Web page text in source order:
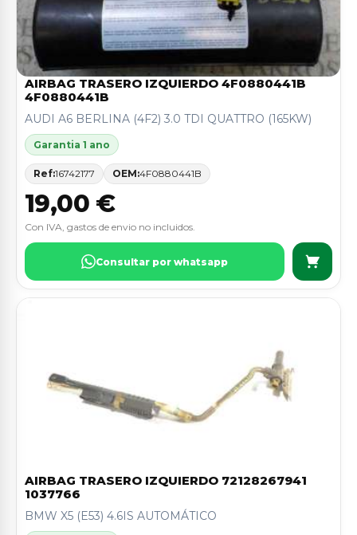
AIRBAG TRASERO IZQUIERDO 4F0880441B
4F0880441B
AUDI A6 BERLINA (4F2) 3.0 TDI QUATTRO (165KW)
Garantia 1 ano
Ref:16742177 OEM:4F0880441B
19,00 €
Con IVA, gastos de envio no incluidos.
Consultar por whatsapp
AIRBAG TRASERO IZQUIERDO 72128267941
1037766
BMW X5 (E53) 4.6IS AUTOMÁTICO